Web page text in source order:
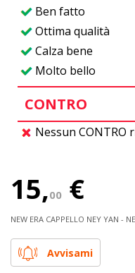
Ben fatto
Ottima qualità
Calza bene
Molto bello
CONTRO
Nessun
15,00 €
NEW ERA CAPPELLO NEY YAN -
Avvisami